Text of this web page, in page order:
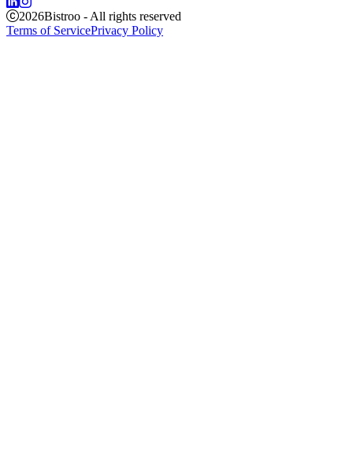
2026Bistroo - All rights reserved
Terms of ServicePrivacy Policy